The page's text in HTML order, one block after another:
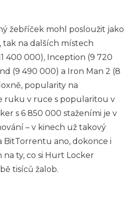
žebříček mohl posloužit jako
na dalších místech
400 000), Inception (9 720
(9 490 000) a Iron Man 2 (8
popularity na
ruku v ruce s popularitou v
s 6 850 000 staženími je v
– v kinech už takový
BitTorrentu ano, dokonce i
na ty, co si Hurt Locker
tisíců žalob.